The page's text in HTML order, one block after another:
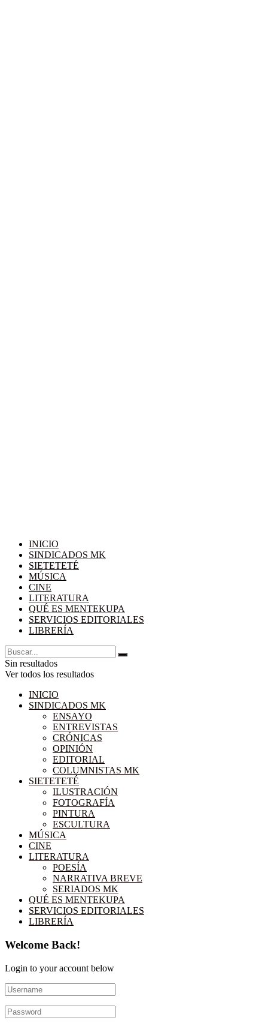
INICIO
SINDICADOS MK
SIETETETÉ
MÚSICA
CINE
LITERATURA
QUÉ ES MENTEKUPA
SERVICIOS EDITORIALES
LIBRERÍA
Sin resultados
Ver todos los resultados
INICIO
SINDICADOS MK
ENSAYO
ENTREVISTAS
CRÓNICAS
OPINIÓN
EDITORIAL
COLUMNISTAS MK
SIETETETÉ
ILUSTRACIÓN
FOTOGRAFÍA
PINTURA
ESCULTURA
MÚSICA
CINE
LITERATURA
POESÍA
NARRATIVA BREVE
SERIADOS MK
QUÉ ES MENTEKUPA
SERVICIOS EDITORIALES
LIBRERÍA
Welcome Back!
Login to your account below